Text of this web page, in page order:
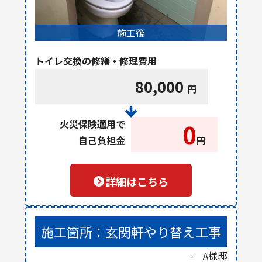
施工後
トイレ交換の修繕・修理費用
80,000 円
火災保険適用で
自己負担金
0円
詳細はこちら
施工箇所：玄関軒やり替え工事
- A様邸